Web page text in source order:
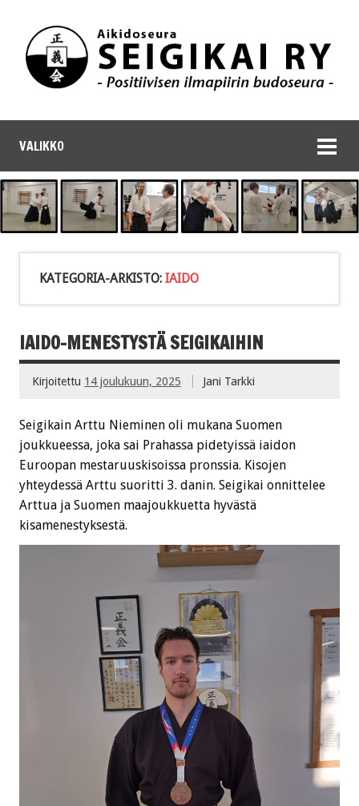
VALIKKO
KATEGORIA-ARKISTO: IAIDO
IAIDO-MENESTYSTÄ SEIGIKAIHIN
Kirjoitettu 14 joulukuun, 2025 Jani Tarkki
Seigikain Arttu Nieminen oli mukana Suomen
joukkueessa, joka sai Prahassa pidetyissä iaidon
Euroopan mestaruuskisoissa pronssia. Kisojen
yhteydessä Arttu suoritti 3. danin. Seigikai onnittelee
Arttua ja Suomen maajoukkuetta hyvästä
kisamenestyksestä.